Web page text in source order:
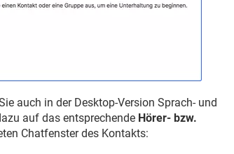
auch in der Desktop-Version Sprach- und
auf das entsprechende Hörer- bzw.
Chatfenster des Kontakts: